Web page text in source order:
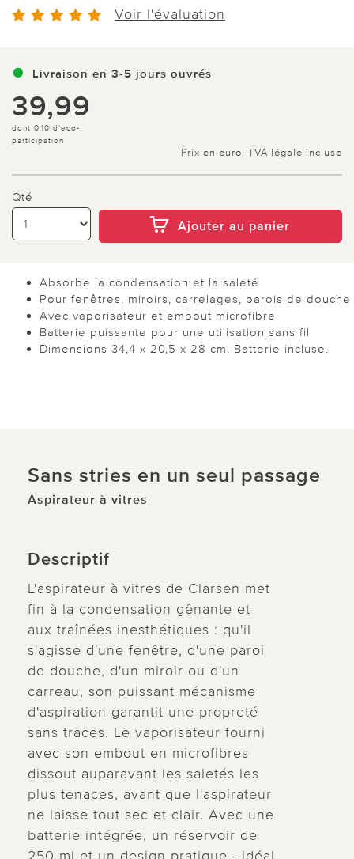
Voir l'évaluation
Livraison en 3-5 jours ouvrés
39,99
dont 0,10 d'eco-
participation
Prix en euro, TVA légale incluse
Qté
Ajouter au panier
Absorbe la condensation et la saleté
Pour fenêtres, miroirs, carrelages, parois de douche
Avec vaporisateur et embout microfibre
Batterie puissante pour une utilisation sans fil
Dimensions 34,4 x 20,5 x 28 cm. Batterie incluse.
Sans stries en un seul passage
Aspirateur à vitres
Descriptif
L'aspirateur à vitres de Clarsen met
fin à la condensation gênante et
aux traînées inesthétiques : qu'il
s'agisse d'une fenêtre, d'une paroi
de douche, d'un miroir ou d'un
carreau, son puissant mécanisme
d'aspiration garantit une propreté
sans traces. Le vaporisateur fourni
avec son embout en microfibres
dissout auparavant les saletés les
plus tenaces, avant que l'aspirateur
ne laisse tout sec et clair. Avec une
batterie intégrée, un réservoir de